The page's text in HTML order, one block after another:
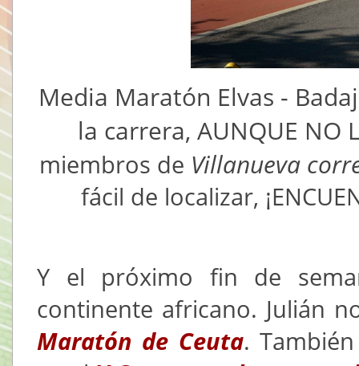
Media Maratón Elvas -
la carrera, AUNQUE NO
miembros de Villanueva
fácil de localizar,
Y el próximo fin de
continente africano. Julián
Maratón de Ceuta.